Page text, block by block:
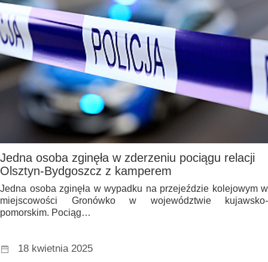
Jedna osoba zginęła w zderzeniu pociągu relacji
Olsztyn-Bydgoszcz z kamperem
Jedna osoba zginęła w wypadku na przejeździe kolejowym w
miejscowości Gronówko w województwie kujawsko-
pomorskim. Pociąg…
18 kwietnia 2025